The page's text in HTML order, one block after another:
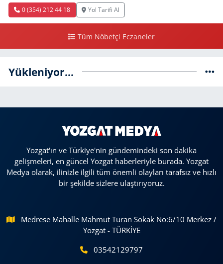
0 (354) 212 44 18 Yol Tarifi Al
Tüm Nöbetçi Eczaneler
Yükleniyor...
Yozgat'ın ve Türkiye'nin gündemindeki son dakika
gelişmeleri, en güncel Yozgat haberleriyle burada. Yozgat
Medya olarak, ilinizle ilgili tüm önemli olayları tarafsız ve hızlı
bir şekilde sizlere ulaştırıyoruz.
Medrese Mahalle Mahmut Turan Sokak No:6/10 Merkez /
Yozgat - TÜRKİYE
03542129797